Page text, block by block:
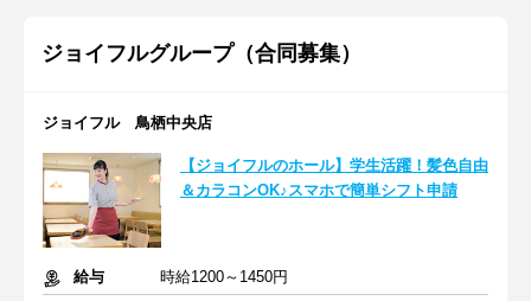
ジョイフルグループ（合同募集）
ジョイフル 鳥栖中央店
【ジョイフルのホール】学生活躍！髪色自由
＆カラコンOK♪スマホで簡単シフト申請
給与
時給1200～1450円